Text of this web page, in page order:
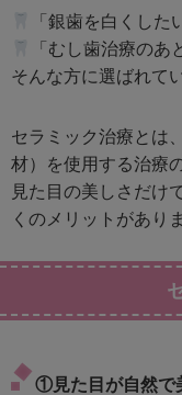
「銀歯を白くした
「むし歯治療のあ
そんな方に選ばれて
セラミック治療とは
材）を使用する治療
見た目の美しさだけ
くのメリットがあり
①見た目が自然で